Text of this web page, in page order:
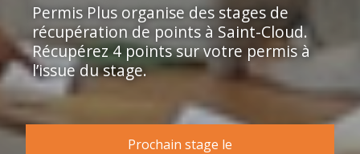
Permis Plus organise des stages de
récupération de points à Saint-Cloud.
Récupérez 4 points sur votre permis à
l’issue du stage.
Prochain stage le